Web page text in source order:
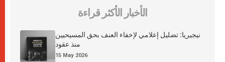
الأخبار الأكثر قراءة
نيجيريا: تضليل إعلامي لإخفاء العنف بحق المسيحيين
منذ عقود
15 May 2026